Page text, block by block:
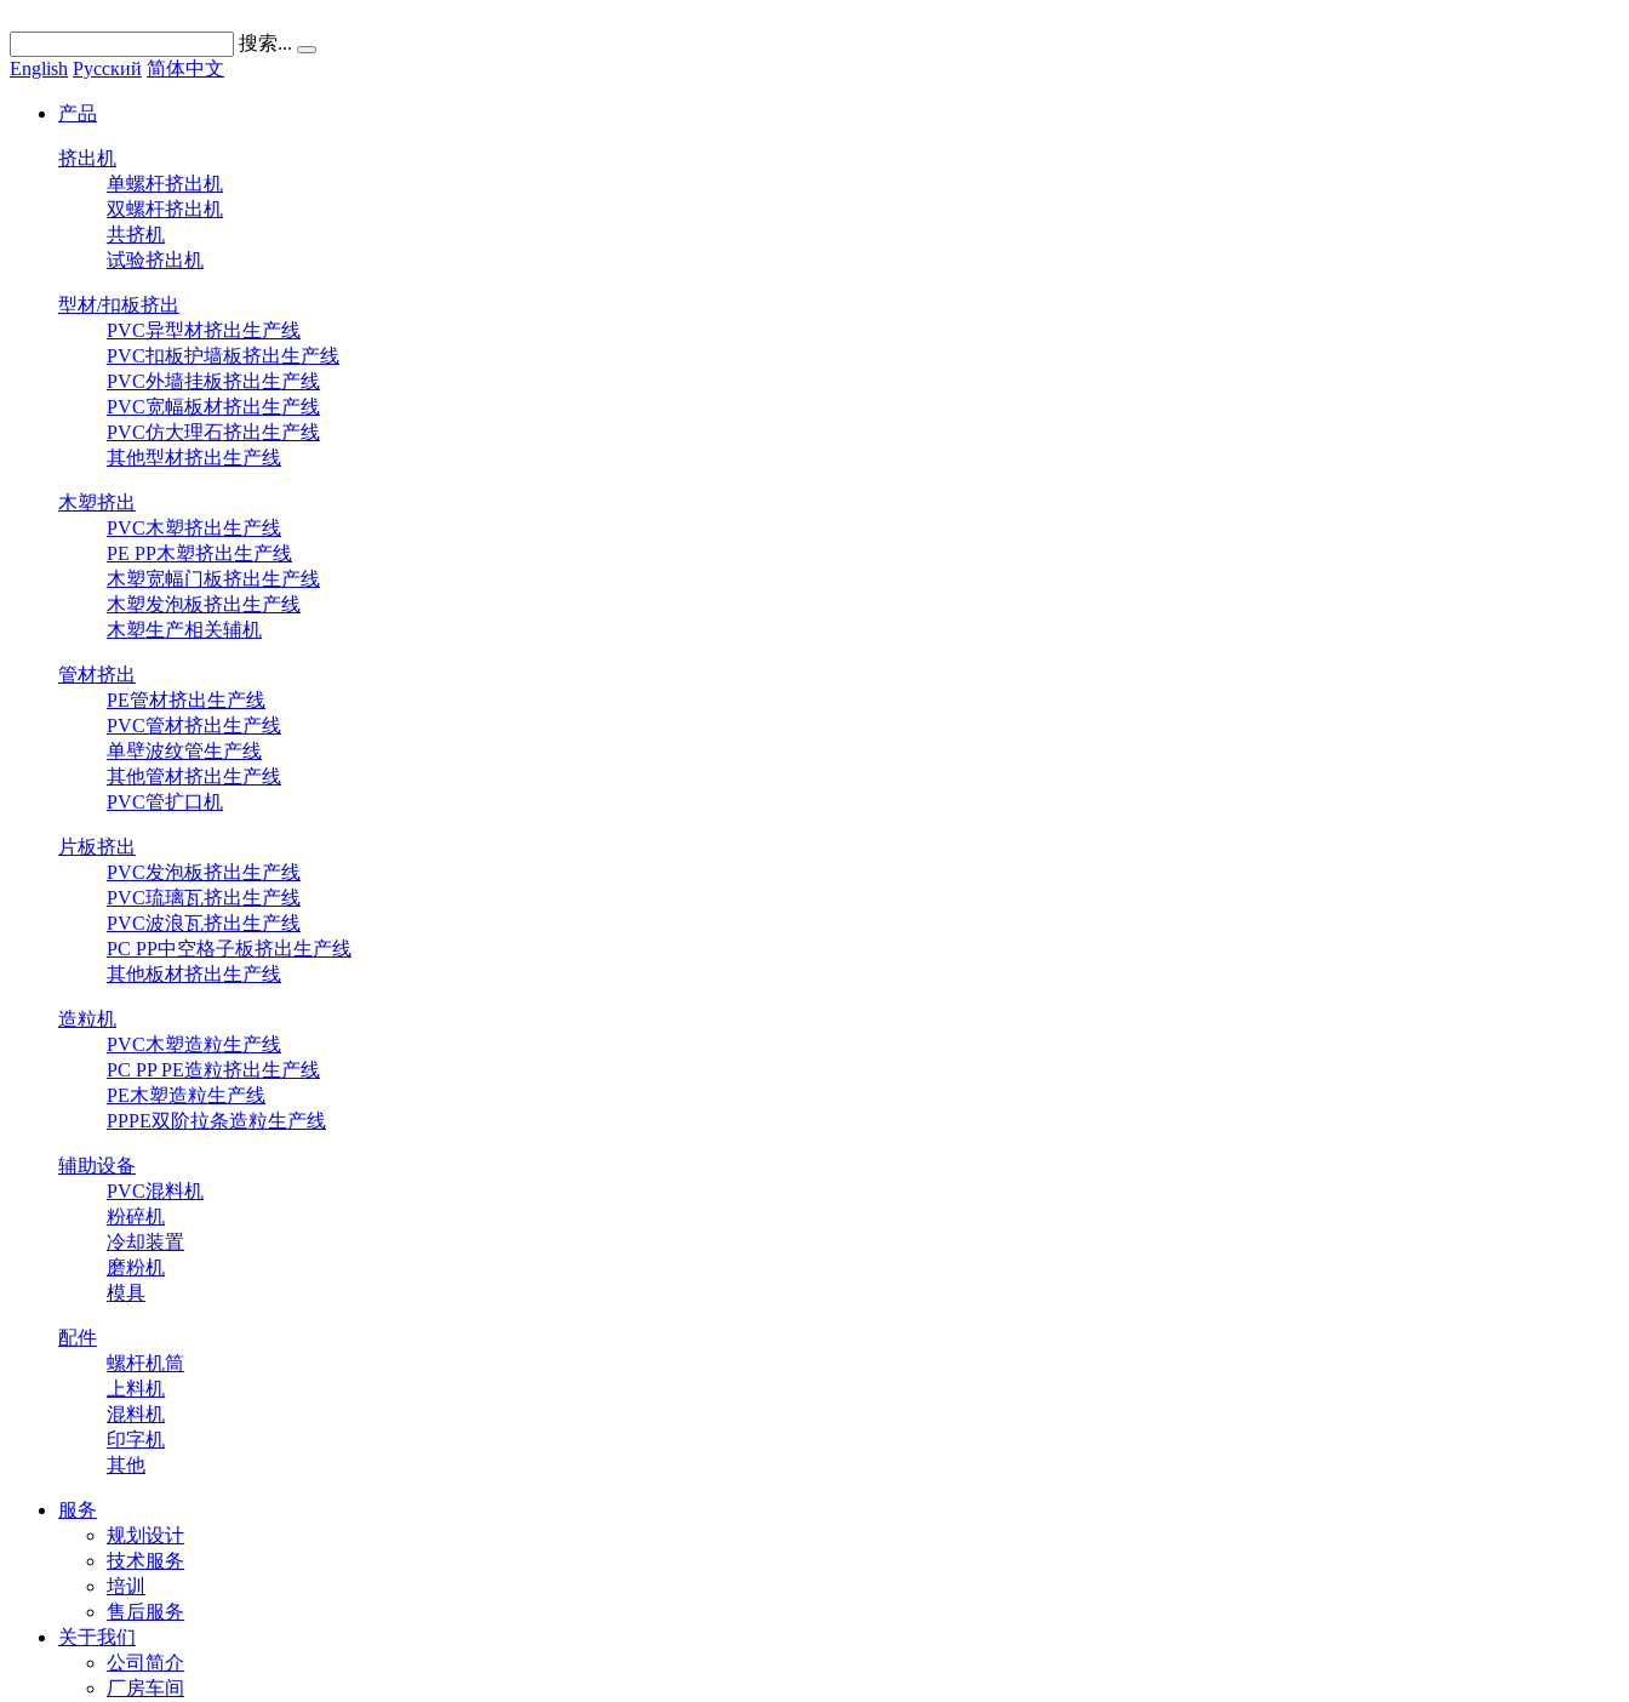
搜索...
English Pусский 简体中文
产品
挤出机
单螺杆挤出机
双螺杆挤出机
共挤机
试验挤出机
型材/扣板挤出
PVC异型材挤出生产线
PVC扣板护墙板挤出生产线
PVC外墙挂板挤出生产线
PVC宽幅板材挤出生产线
PVC仿大理石挤出生产线
其他型材挤出生产线
木塑挤出
PVC木塑挤出生产线
PE PP木塑挤出生产线
木塑宽幅门板挤出生产线
木塑发泡板挤出生产线
木塑生产相关辅机
管材挤出
PE管材挤出生产线
PVC管材挤出生产线
单壁波纹管生产线
其他管材挤出生产线
PVC管扩口机
片板挤出
PVC发泡板挤出生产线
PVC琉璃瓦挤出生产线
PVC波浪瓦挤出生产线
PC PP中空格子板挤出生产线
其他板材挤出生产线
造粒机
PVC木塑造粒生产线
PC PP PE造粒挤出生产线
PE木塑造粒生产线
PPPE双阶拉条造粒生产线
辅助设备
PVC混料机
粉碎机
冷却装置
磨粉机
模具
配件
螺杆机筒
上料机
混料机
印字机
其他
服务
规划设计
技术服务
培训
售后服务
关于我们
公司简介
厂房车间